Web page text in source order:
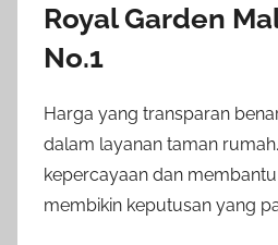
Royal Garden
No.1
Harga yang transparan
dalam layanan taman
kepercayaan dan
membikin keputusan yang